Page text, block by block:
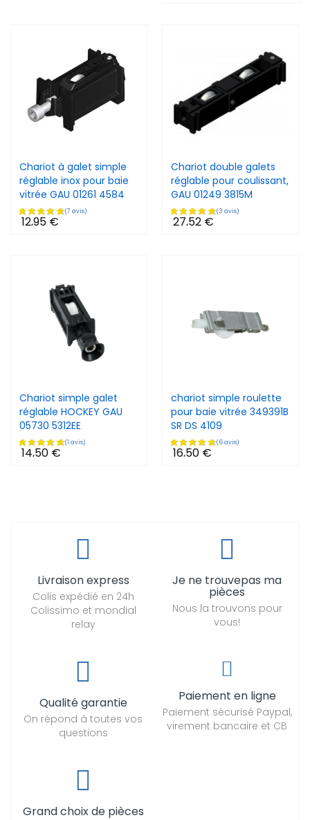
Chariot à galet simple
réglable inox pour baie
vitrée GAU 01261 4584
12,95 €
Chariot double galets
réglable pour coulissant,
GAU 01249 3815M
27,52 €
Chariot simple galet
réglable HOCKEY GAU
05730 5312EE
14,50 €
chariot simple roulette
pour baie vitrée 349391B
SR DS 4109
16,50 €
Livraison express
Colis expédié en 24h
Colissimo et mondial
relay
Je ne trouvepas ma
pièces
Nous la trouvons pour
vous!
Qualité garantie
On répond à toutes vos
questions
Paiement en ligne
Paiement sécurisé Paypal,
virement bancaire et CB
Grand choix de pièces